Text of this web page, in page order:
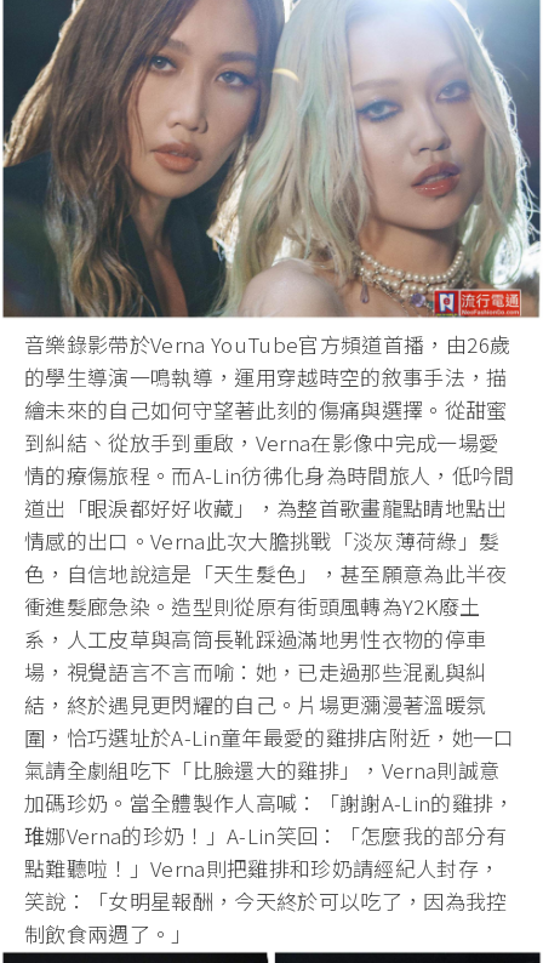
音樂錄影帶於Verna YouTube官方頻道首播，由26歲
的學生導演一鳴執導，運用穿越時空的敘事手法，描
繪未來的自己如何守望著此刻的傷痛與選擇。從甜蜜
到糾結、從放手到重啟，Verna在影像中完成一場愛
情的療傷旅程。而A-Lin彷彿化身為時間旅人，低吟間
道出「眼淚都好好收藏」，為整首歌畫龍點睛地點出
情感的出口。Verna此次大膽挑戰「淡灰薄荷綠」髮
色，自信地說這是「天生髮色」，甚至願意為此半夜
衝進髮廊急染。造型則從原有街頭風轉為Y2K廢土
系，人工皮草與高筒長靴踩過滿地男性衣物的停車
場，視覺語言不言而喻：她，已走過那些混亂與糾
結，終於遇見更閃耀的自己。片場更瀰漫著溫暖氛
圍，恰巧選址於A-Lin童年最愛的雞排店附近，她一口
氣請全劇組吃下「比臉還大的雞排」，Verna則誠意
加碼珍奶。當全體製作人高喊：「謝謝A-Lin的雞排，
琟娜Verna的珍奶！」A-Lin笑回：「怎麼我的部分有
點難聽啦！」Verna則把雞排和珍奶請經紀人封存，
笑說：「女明星報酬，今天終於可以吃了，因為我控
制飲食兩週了。」